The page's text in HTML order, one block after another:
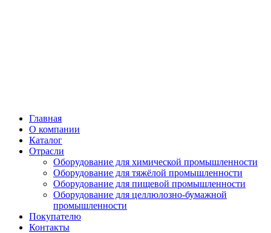
Главная
О компании
Каталог
Отрасли
Оборудование для химической промышленности
Оборудование для тяжёлой промышленности
Оборудование для пищевой промышленности
Оборудование для целлюлозно-бумажной
промышленности
Покупателю
Контакты